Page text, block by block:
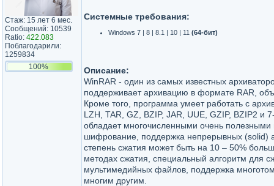
Стаж: 15 лет 6 мес.
Сообщений: 10539
Ratio: 422.083
Поблагодарили:
1259834
100%
Системные требования:
Windows 7 | 8 | 8.1 | 10 | 11 (64-бит)
Описание:
WinRAR - один из самых известных
поддерживает архивацию в формате RAR,
Кроме того, программа умеет работать с
LZH, TAR, GZ, BZIP, JAR, UUE, GZIP, BZIP2 и
обладает многочисленными очень
шифрование, поддержка непрерывных (solid)
степень сжатия может быть на 10 – 50%
методах сжатия, специальный алгоритм для
мультимедийных файлов, поддержка
многим другим.